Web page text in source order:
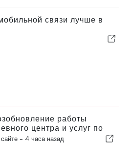
связи лучше в
работы
центра и услуг по
помощи на дому в
- 4 часа назад